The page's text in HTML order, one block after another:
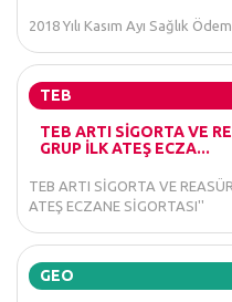
2018 Yılı Kasım Ayı Sağlık
TEB
TEB ARTI SİGORTA VE
GRUP İLK ATEŞ ECZA...
TEB ARTI SİGORTA VE
ATEŞ ECZANE SİGORTASI''
GEO